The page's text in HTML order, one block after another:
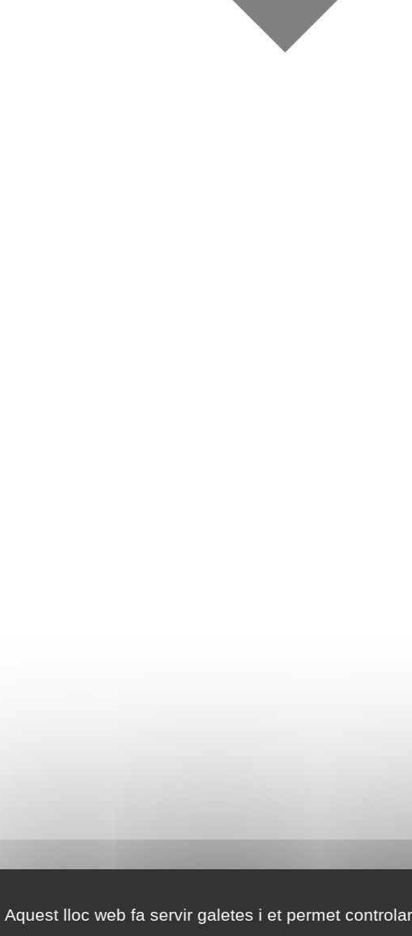
Aquest lloc web fa servir galetes i et permet